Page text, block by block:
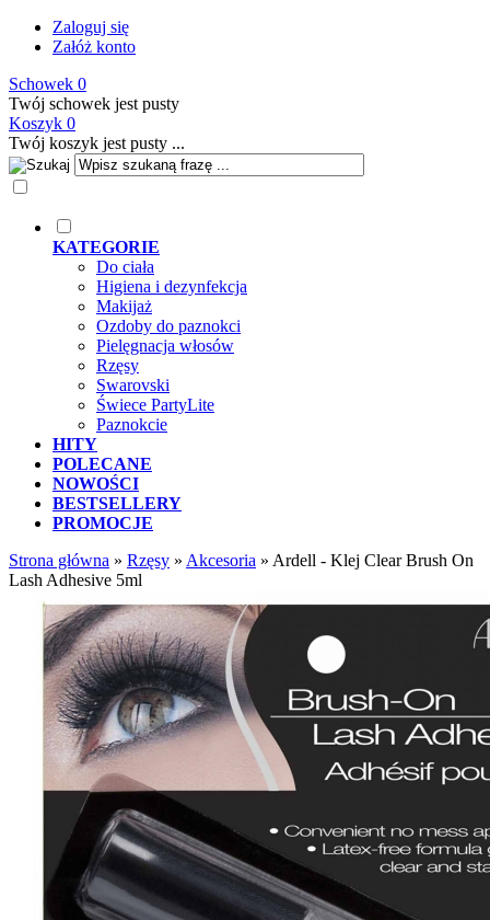
Zaloguj się
Załóż konto
Schowek 0
Twój schowek jest pusty
Koszyk 0
Twój koszyk jest pusty ...
KATEGORIE
Do ciała
Higiena i dezynfekcja
Makijaż
Ozdoby do paznokci
Pielęgnacja włosów
Rzęsy
Swarovski
Świece PartyLite
Paznokcie
HITY
POLECANE
NOWOŚCI
BESTSELLERY
PROMOCJE
Strona główna » Rzęsy » Akcesoria » Ardell - Klej Clear Brush On
Lash Adhesive 5ml